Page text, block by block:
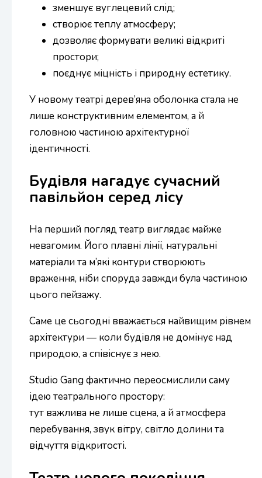
зменшує вуглецевий слід;
створює теплу атмосферу;
дозволяє формувати великі відкриті
простори;
поєднує міцність і природну естетику.
У новому театрі дерев’яна оболонка стала не
лише конструктивним елементом, а й
головною частиною архітектурної
ідентичності.
Будівля нагадує сучасний
павільйон серед лісу
На перший погляд театр виглядає майже
невагомим. Його плавні лінії, натуральні
матеріали та м’які контури створюють
враження, ніби споруда завжди була частиною
цього пейзажу.
Саме це сьогодні вважається найвищим рівнем
архітектури — коли будівля не домінує над
природою, а співіснує з нею.
Studio Gang фактично переосмислили саму
ідею театрального простору:
тут важлива не лише сцена, а й атмосфера
перебування, звук вітру, світло долини та
відчуття відкритості.